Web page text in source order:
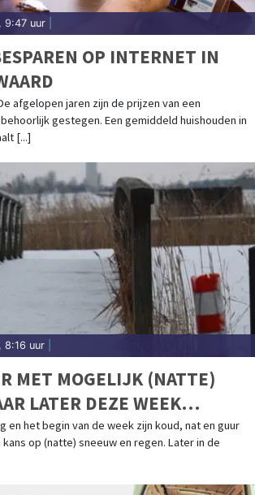
9:47 uur
OP INTERNET IN
De afgelopen jaren zijn de prijzen van een
gestegen. Een gemiddeld huishouden in
[...]
8:16 uur
MET MOGELIJK (NATTE)
LATER DEZE WEEK
en het begin van de week zijn koud, nat en guur
op (natte) sneeuw en regen. Later in de